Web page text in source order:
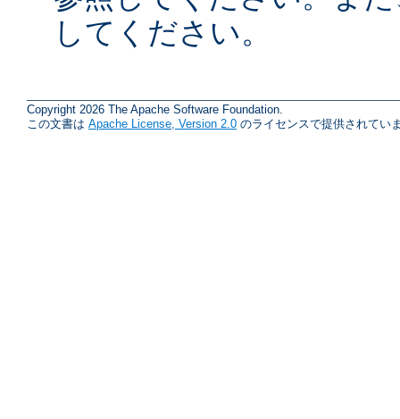
してください。
Copyright 2026 The Apache Software Foundation.
この文書は Apache License, Version 2.0 のライセンスで提供されてい